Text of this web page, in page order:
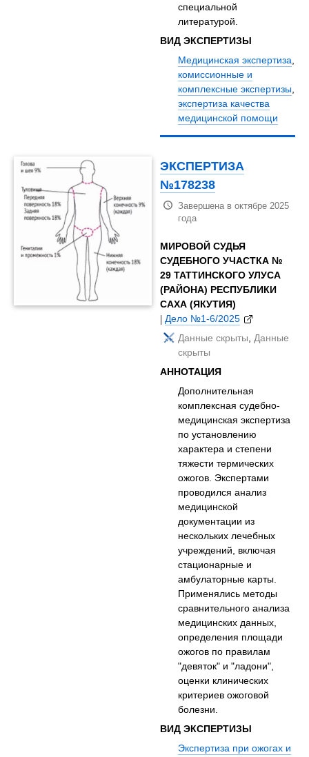
специальной
литературой.
ВИД ЭКСПЕРТИЗЫ
Медицинская экспертиза,
комиссионные и
комплексные экспертизы,
экспертиза качества
медицинской помощи
ЭКСПЕРТИЗА
№178238
Завершена в октябре 2025
года
МИРОВОЙ СУДЬЯ
СУДЕБНОГО УЧАСТКА №
29 ТАТТИНСКОГО УЛУСА
(РАЙОНА) РЕСПУБЛИКИ
САХА (ЯКУТИЯ)
|Дело №1-6/2025
Данные скрыты,Данные
скрыты
АННОТАЦИЯ
Дополнительная
комплексная судебно-
медицинская экспертиза
по установлению
характера и степени
тяжести термических
ожогов. Экспертами
проводился анализ
медицинской
документации из
нескольких лечебных
учреждений, включая
стационарные и
амбулаторные карты.
Применялись методы
сравнительного анализа
медицинских данных,
определения площади
ожогов по правилам
"девяток" и "ладони",
оценки клинических
критериев ожоговой
болезни.
ВИД ЭКСПЕРТИЗЫ
Экспертиза при ожогах и